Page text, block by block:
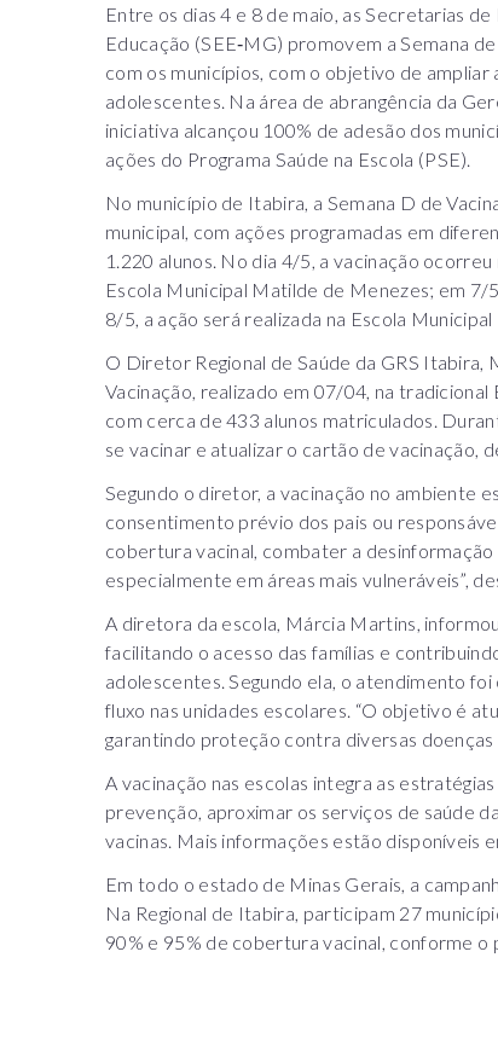
Entre os dias 4 e 8 de maio, as Secretarias
Educação (SEE‑MG) promovem a Semana
com os municípios, com o objetivo de
adolescentes. Na área de abrangência da
iniciativa alcançou 100% de adesão dos
ações do Programa Saúde na Escola (PSE).
No município de Itabira, a Semana D de
municipal, com ações programadas em
1.220 alunos. No dia 4/5, a vacinação
Escola Municipal Matilde de Menezes; em 7/
8/5, a ação será realizada na Escola
O Diretor Regional de Saúde da GRS
Vacinação, realizado em 07/04, na
com cerca de 433 alunos matriculados.
se vacinar e atualizar o cartão de vacinação,
Segundo o diretor, a vacinação no ambiente
consentimento prévio dos pais ou
cobertura vacinal, combater a
especialmente em áreas mais vulneráveis”,
A diretora da escola, Márcia Martins,
facilitando o acesso das famílias e
adolescentes. Segundo ela, o atendimento
fluxo nas unidades escolares. “O objetivo é
garantindo proteção contra diversas
A vacinação nas escolas integra as
prevenção, aproximar os serviços de saúde
vacinas. Mais informações estão disponíveis
Em todo o estado de Minas Gerais, a
Na Regional de Itabira, participam 27
90% e 95% de cobertura vacinal, conforme o